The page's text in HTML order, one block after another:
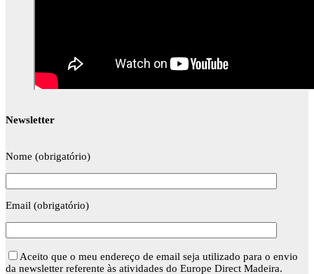
Newsletter
Nome (obrigatório)
Email (obrigatório)
Aceito que o meu endereço de email seja utilizado para o envio
da newsletter referente às atividades do Europe Direct Madeira.